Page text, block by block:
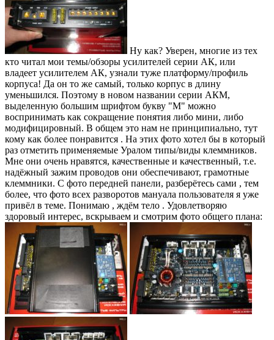
Ну как? Уверен, многие из тех
кто читал мои темы/обзоры усилителей серии АК, или
владеет усилителем АК, узнали туже платформу/профиль
корпуса! Да он то же самый, только корпус в длину
уменьшился. Поэтому в новом названии серии АКМ,
выделенную большим шрифтом букву "М" можно
воспринимать как сокращение понятия либо мини, либо
модифицировный. В общем это нам не принципиально, тут
кому как более понравится . На этих фото хотел бы в который
раз отметить применяемые Уралом типы/виды клеммников.
Мне они очень нравятся, качественные и качественный, т.е.
надёжный зажим проводов они обеспечивают, грамотные
клеммники. С фото передней панели, разберётесь сами , тем
более, что фото всех разворотов мануала пользователя я уже
привёл в теме. Понимаю , ждём тело . Удовлетворяю
здоровый интерес, вскрываем и смотрим фото общего плана: